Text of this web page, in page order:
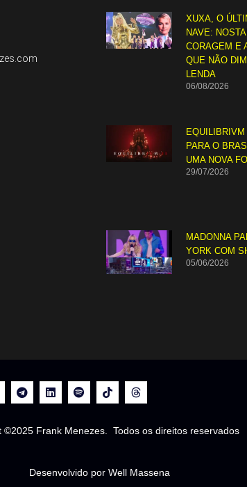
XUXA, O
NAVE:
CORAGEM E
QUE NÃO
LENDA
06/08/2026
PARA O
UMA NOVA
29/07/2026
MADONNA
YORK COM
05/06/2026
©2025 Frank Menezes. Todos os direitos reservados
Desenvolvido por Well Massena